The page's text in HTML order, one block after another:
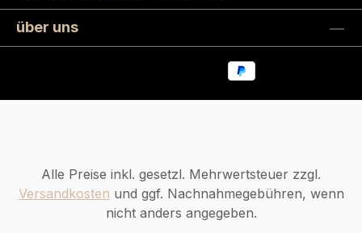
über uns
Alle Preise inkl. gesetzl. Mehrwertsteuer zzgl.
Versandkosten und ggf. Nachnahmegebühren, wenn
nicht anders angegeben.